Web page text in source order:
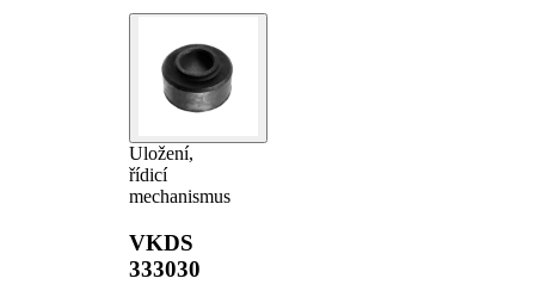
Uložení,
řídicí
mechanismus
VKDS
333030